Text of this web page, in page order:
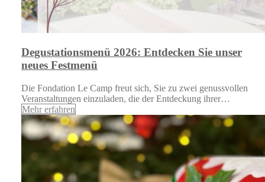
Degustationsmenü 2026: Entdecken Sie unser
neues Festmenü
Die Fondation Le Camp freut sich, Sie zu zwei genussvollen
Veranstaltungen einzuladen, die der Entdeckung ihrer…
Mehr erfahren